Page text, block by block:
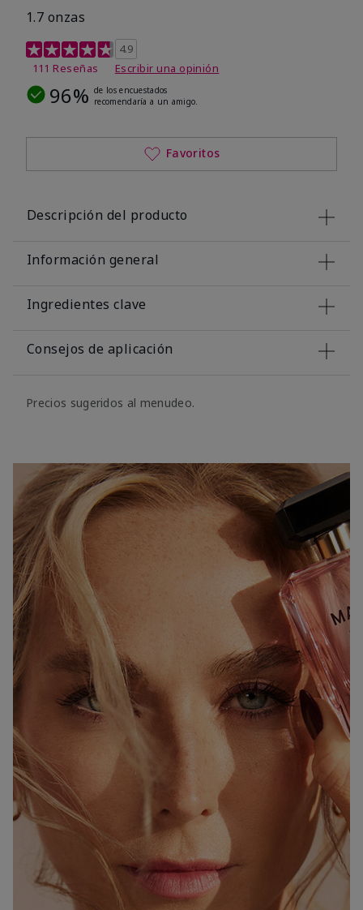
1.7 onzas
Calificación de clientes de 5 de 5
4.9
111 Reseñas
Escribir una opinión
96% de los encuestados
recomendaría a un amigo.
Favoritos
Descripción del producto
Información general
Ingredientes clave
Consejos de aplicación
Precios sugeridos al menudeo.